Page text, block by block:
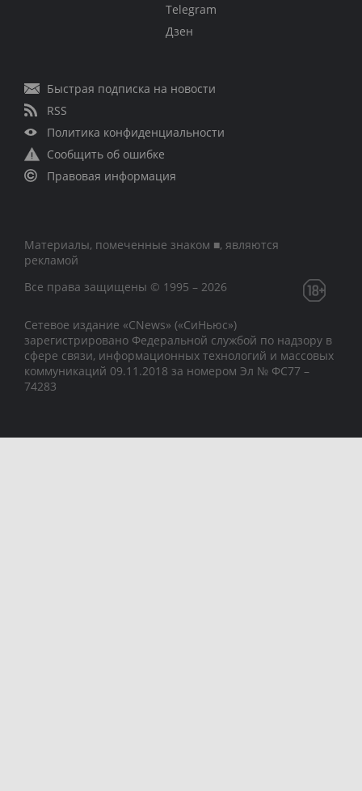
Telegram
Дзен
Быстрая подписка на новости
RSS
Политика конфиденциальности
Сообщить об ошибке
Правовая информация
Материалы, помеченные знаком ■, являются
рекламой
Все права защищены © 1995 – 2026
Сетевое издание «CNews» («СиНьюс»)
зарегистрировано Федеральной службой по надзору в
сфере связи, информационных технологий и массовых
коммуникаций 09.11.2018 за номером Эл № ФС77 –
74283